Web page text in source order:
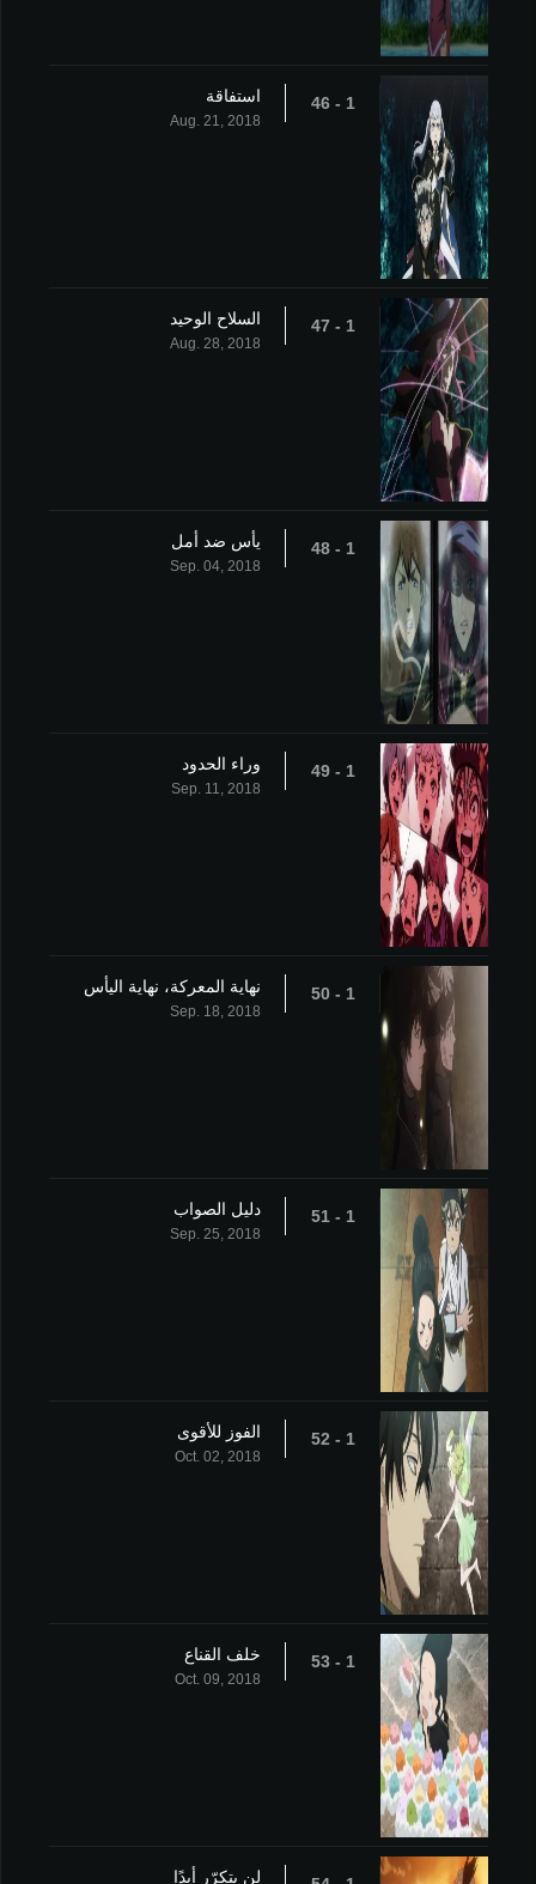
1 - 46 استفاقة
Aug. 21, 2018
1 - 47 السلاح الوحيد
Aug. 28, 2018
1 - 48 يأس ضد أمل
Sep. 04, 2018
1 - 49 وراء الحدود
Sep. 11, 2018
1 - 50 نهاية المعركة، نهاية اليأس
Sep. 18, 2018
1 - 51 دليل الصواب
Sep. 25, 2018
1 - 52 الفوز للأقوى
Oct. 02, 2018
1 - 53 خلف القناع
Oct. 09, 2018
لن يتكرّر أبدًا